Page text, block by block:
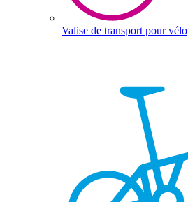
Valise de transport pour vélo